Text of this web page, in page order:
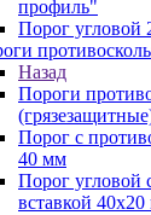
профиль"
Порог угловой
Назад
Пороги
Порог с
40 мм
Порог угловой
вставкой